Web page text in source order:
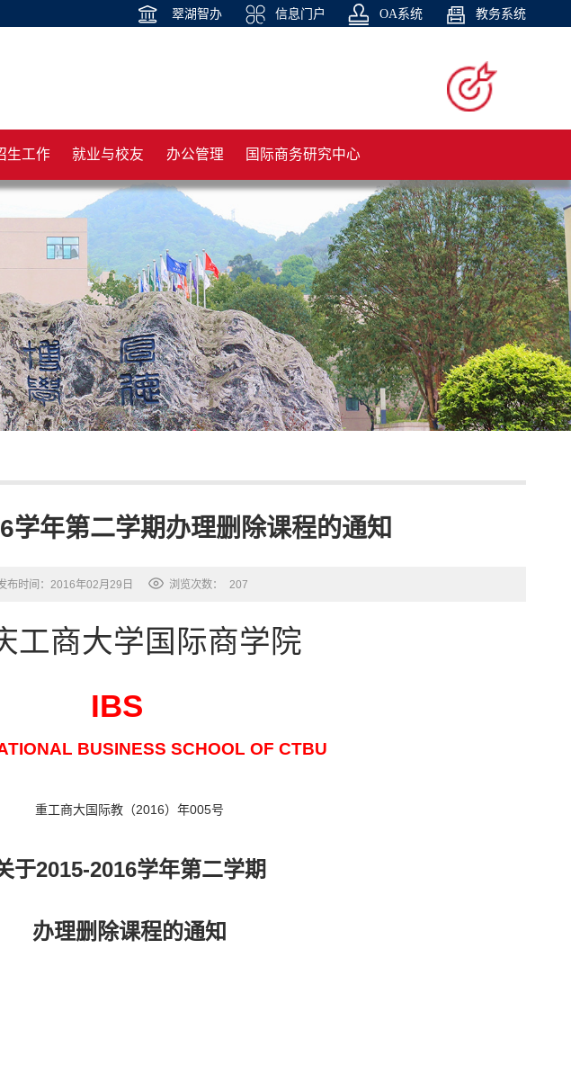
翠湖智办 信息门户 OA系统 教务系统
生工作 就业与校友 办公管理 国际商务研究中心
学年第二学期办理删除课程的通知
布时间：2016年02月29日 浏览次数： 207
工商大学国际商学院
IBS
BUSINESS SCHOOL OF CTBU
重工商大国际教（2016）年005号
于2015-2016学年第二学期
办理删除课程的通知